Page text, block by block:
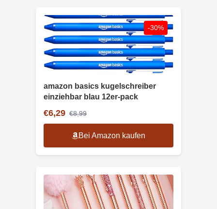
-30%
amazon basics kugelschreiber
einziehbar blau 12er-pack
€6,29 €8,99
Bei Amazon kaufen